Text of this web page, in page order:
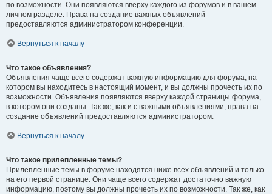
по возможности. Они появляются вверху каждого из форумов и в вашем
личном разделе. Права на создание важных объявлений
предоставляются администратором конференции.
Вернуться к началу
Что такое объявления?
Объявления чаще всего содержат важную информацию для форума, на
котором вы находитесь в настоящий момент, и вы должны прочесть их по
возможности. Объявления появляются вверху каждой страницы форума,
в котором они созданы. Так же, как и с важными объявлениями, права на
создание объявлений предоставляются администратором.
Вернуться к началу
Что такое прилепленные темы?
Прилепленные темы в форуме находятся ниже всех объявлений и только
на его первой странице. Они чаще всего содержат достаточно важную
информацию, поэтому вы должны прочесть их по возможности. Так же, как